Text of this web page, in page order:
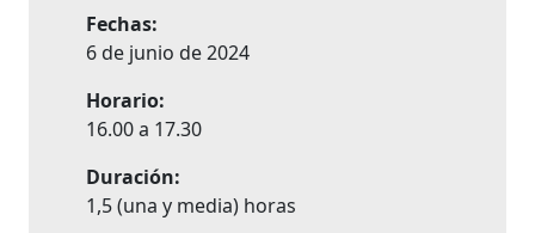
Fechas:
6 de junio de 2024
Horario:
16.00 a 17.30
Duración:
1,5 (una y media) horas